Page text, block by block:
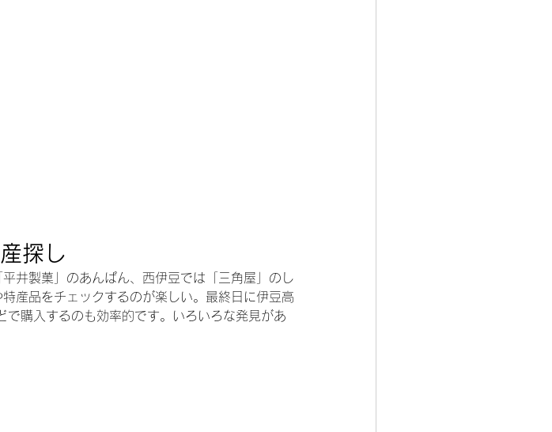
探し
井製菓」のあんぱん、西伊豆では「三角屋」のし
産品をチェックするのが楽しい。最終日に伊豆高
購入するのも効率的です。いろいろな発見があ